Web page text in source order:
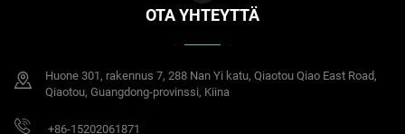
OTA YHTEYTTÄ
Huone 301, rakennus 7, 288 Nan Yi katu, Qiaotou Qiao East Road,
Qiaotou, Guangdong-provinssi, Kiina
+86-15202061871